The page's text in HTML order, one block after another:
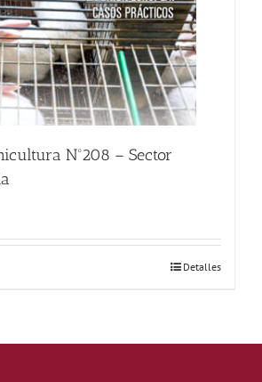
My Account
Cart
Nº208 – Sector
Detalles